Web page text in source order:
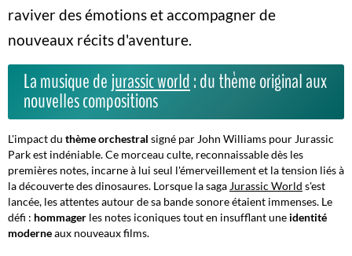
raviver des émotions et accompagner de
nouveaux récits d'aventure.
La musique de jurassic world: du thème original aux
nouvelles compositions
L'impact du thème orchestral signé par John Williams pour Jurassic
Park est indéniable. Ce morceau culte, reconnaissable dès les
premières notes, incarne à lui seul l'émerveillement et la tension liés à
la découverte des dinosaures. Lorsque la sagaJurassic World s'est
lancée, les attentes autour de sa bande sonore étaient immenses. Le
défi : hommager les notes iconiques tout en insufflant une identité
moderneaux nouveaux films.